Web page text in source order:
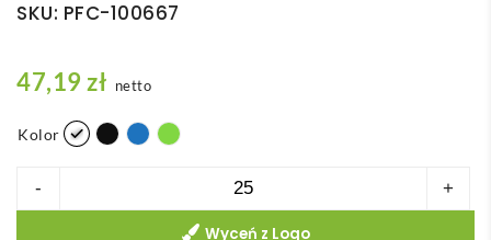
SKU: PFC-100667
47,19zł netto
Kolor
-
Hulan
+
Wyceń z Logo